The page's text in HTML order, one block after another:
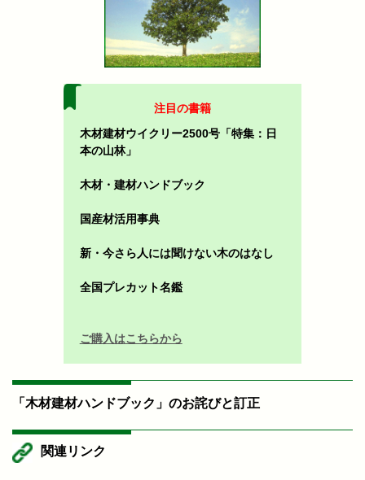
注目の書籍
木材建材ウイクリー2500号「特集：日
本の山林」
木材・建材ハンドブック
国産材活用事典
新・今さら人には聞けない木のはなし
全国プレカット名鑑
ご購入はこちらから
「木材建材ハンドブック」のお詫びと訂正
関連リンク